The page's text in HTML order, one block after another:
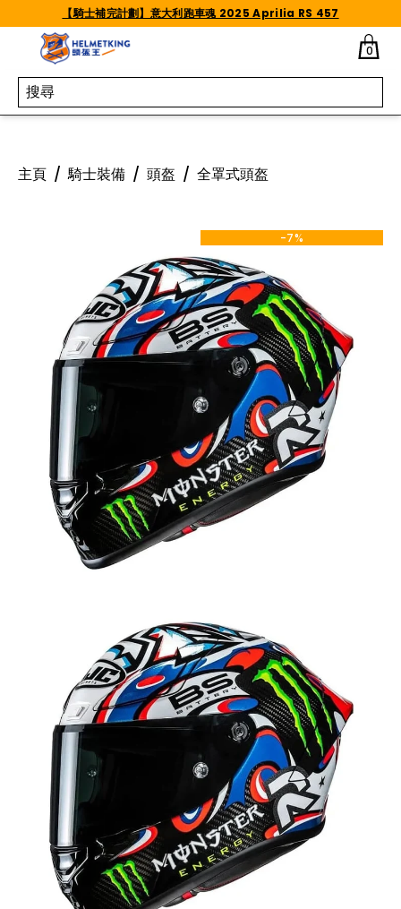
Skip to content【騎士補完計劃】意大利跑車魂 2025 Aprilia RS 457
0
主頁 / 騎士裝備 / 頭盔 / 全罩式頭盔
-7%